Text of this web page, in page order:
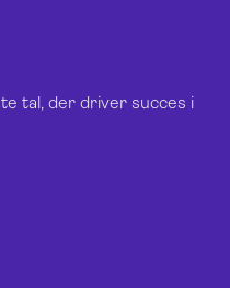
tal, der driver succes i